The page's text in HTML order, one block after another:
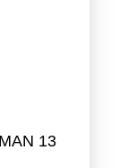
13